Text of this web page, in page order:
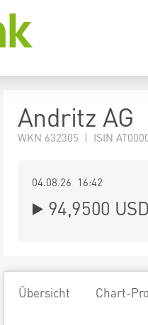
Andritz AG
WKN 632305 | ISIN
04.08.26 16:42
94,9500 USD
Übersicht Chart-Pro